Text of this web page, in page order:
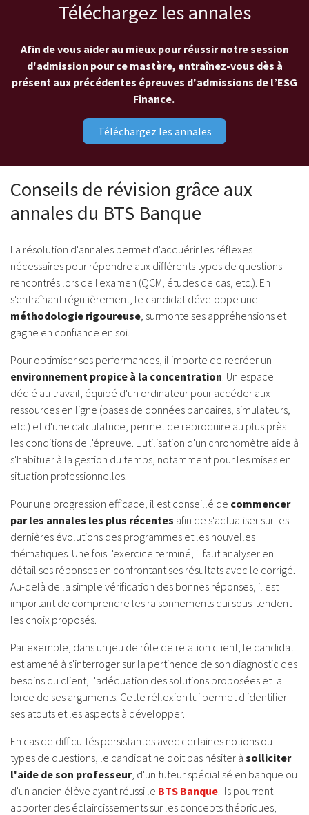
Téléchargez les annales
Afin de vous aider au mieux pour réussir notre session
d'admission pour ce mastère, entraînez-vous dès à
présent aux précédentes épreuves d'admissions de l’ESG
Finance.
Téléchargez les annales
Conseils de révision grâce aux
annales du BTS Banque
La résolution d'annales permet d'acquérir les réflexes
nécessaires pour répondre aux différents types de questions
rencontrés lors de l'examen (QCM, études de cas, etc.). En
s'entraînant régulièrement, le candidat développe une
méthodologie rigoureuse , surmonte ses appréhensions et
gagne en confiance en soi.
Pour optimiser ses performances, il importe de recréer un
environnement propice à la concentration . Un espace
dédié au travail, équipé d'un ordinateur pour accéder aux
ressources en ligne (bases de données bancaires, simulateurs,
etc.) et d'une calculatrice, permet de reproduire au plus près
les conditions de l'épreuve. L'utilisation d'un chronomètre aide à
s'habituer à la gestion du temps, notamment pour les mises en
situation professionnelles.
Pour une progression efficace, il est conseillé de commencer
par les annales les plus récentes afin de s'actualiser sur les
dernières évolutions des programmes et les nouvelles
thématiques. Une fois l'exercice terminé, il faut analyser en
détail ses réponses en confrontant ses résultats avec le corrigé.
Au-delà de la simple vérification des bonnes réponses, il est
important de comprendre les raisonnements qui sous-tendent
les choix proposés.
Par exemple, dans un jeu de rôle de relation client, le candidat
est amené à s'interroger sur la pertinence de son diagnostic des
besoins du client, l'adéquation des solutions proposées et la
force de ses arguments. Cette réflexion lui permet d'identifier
ses atouts et les aspects à développer.
En cas de difficultés persistantes avec certaines notions ou
types de questions, le candidat ne doit pas hésiter à solliciter
l'aide de son professeur, d'un tuteur spécialisé en banque ou
d'un ancien élève ayant réussi le BTS Banque . Ils pourront
apporter des éclaircissements sur les concepts théoriques,